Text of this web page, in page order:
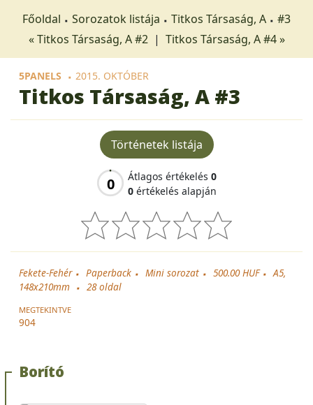
Főoldal Sorozatok listája Titkos Társaság, A
#3
« Titkos Társaság, A #2 | Titkos Társaság, A #4 »
5PANELS 2015. OKTÓBER
Titkos Társaság, A #3
Történetek listája
0 Átlagos értékelés 0
0 értékelés alapján
Fekete-Fehér Paperback Mini sorozat 500.00 HUF
A5,
148x210mm
28oldal
MEGTEKINTVE
904
Borító